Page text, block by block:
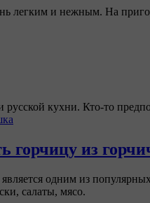
легким и нежным. На
кухни. Кто-то
горчицу из
одним из
салаты, мясо.